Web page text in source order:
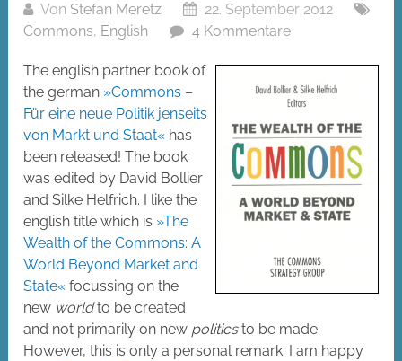
Von Stefan Meretz
22. September 2012
Commons, English 4 Kommentare
The english partner book of
the german »Commons –
Für eine neue Politik jenseits
von Markt und Staat« has
been released! The book
was edited by David Bollier
and Silke Helfrich. I like the
english title which is »The
Wealth of the Commons: A
World Beyond Market and
State« focussing on the
new worldto be created
and not primarily on new politicsto be made.
However, this is only a personal remark. I am happy